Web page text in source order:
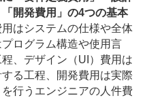
開発費用」の4つの基本
はシステムの仕様や全体
ログラム構造や使用言
、デザイン（UI）費用は
る工程、開発費用は実際
行うエンジニアの人件費